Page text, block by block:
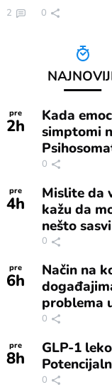
2 0
pre
2h
Kada
simptomi
0
pre
4h
Mislite da
kažu da
nešto
0
pre
6h
Način na
problema
0
pre
8h
GLP-1
0